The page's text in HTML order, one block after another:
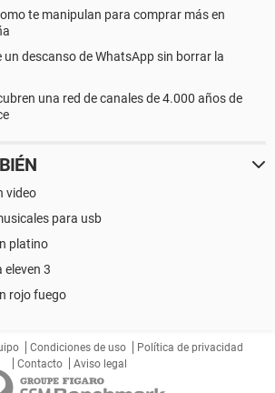
te manipulan para comprar más en
descanso de WhatsApp sin borrar la
una red de canales de 4.000 años de
video
para usb
platino
eleven 3
rojo fuego
Condiciones de uso
Política de privacidad
Contacto
Aviso legal